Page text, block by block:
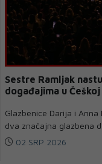
Sestre Ramljak
događajima u Češkoj
Glazbenice Darija i
dva značajna glazbena
02 SRP 2026